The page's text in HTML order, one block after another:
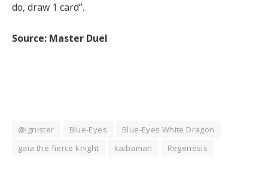
do, draw 1 card”.
Source: Master Duel
@Ignister Blue-Eyes
Blue-Eyes White Dragon
gaia the fierce knight
kaibaman Regenesis